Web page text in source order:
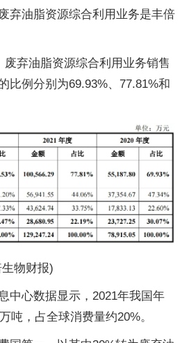
弃油脂资源综合利用业务是丰倍
废弃油脂资源综合利用业务销售
比例分别为69.93%、77.81%和
物财报)
中心数据显示，2021年我国年
吨，占全球消费量约20%。